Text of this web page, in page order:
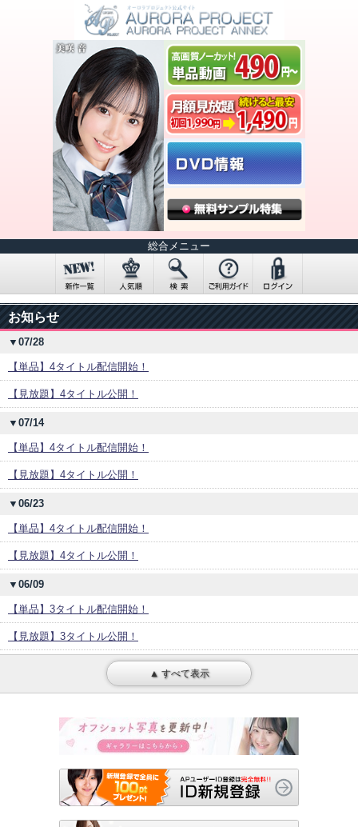
総合メニュー
お知らせ
▼07/28
【単品】4タイトル配信開始！
【見放題】4タイトル公開！
▼07/14
【単品】4タイトル配信開始！
【見放題】4タイトル公開！
▼06/23
【単品】4タイトル配信開始！
【見放題】4タイトル公開！
▼06/09
【単品】3タイトル配信開始！
【見放題】3タイトル公開！
▲ すべて表示